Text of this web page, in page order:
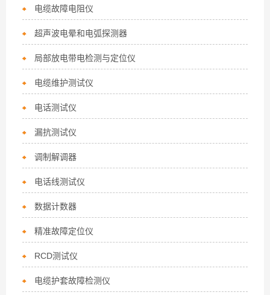
电缆故障电阻仪
超声波电晕和电弧探测器
局部放电带电检测与定位仪
电缆维护测试仪
电话测试仪
漏抗测试仪
调制解调器
电话线测试仪
数据计数器
精准故障定位仪
RCD测试仪
电缆护套故障检测仪